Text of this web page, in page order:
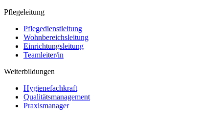
Pflegeleitung
Pflegedienstleitung
Wohnbereichsleitung
Einrichtungsleitung
Teamleiter/in
Weiterbildungen
Hygienefachkraft
Qualitätsmanagement
Praxismanager